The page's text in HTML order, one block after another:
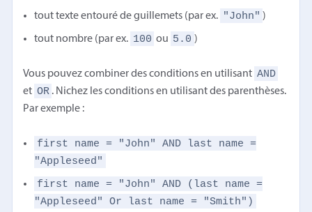
tout texte entouré de guillemets (par ex. "John" )
tout nombre (par ex. 100 ou 5.0 )
Vous pouvez combiner des conditions en utilisant AND
et OR . Nichez les conditions en utilisant des parenthèses.
Par exemple :
first name = "John" AND last name =
"Appleseed"
first name = "John" AND (last name =
"Appleseed" Or last name = "Smith")